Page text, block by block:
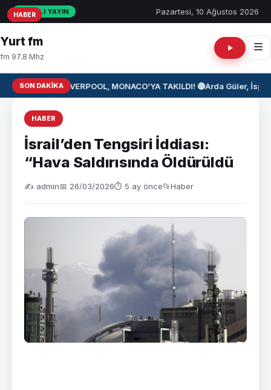
CANLI YAYIN Pazartesi, 10 Ağustos 2026
Yurt fm
fm 97.8 Mhz
SON DAKIKA⚽ LIVERPOOL, MONACO’YA TAKILDI! 🔴Arda Güler,
HABER
İsrail’den Tengsiri İddiası:
“Hava Saldırısında Öldürüldü
✍️ admin📅 26/03/2026⏱ 5 ay önce📂Haber
HABER
HABER
HABER